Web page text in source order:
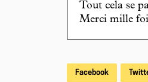
Tout cela se
Merci mille
Facebook